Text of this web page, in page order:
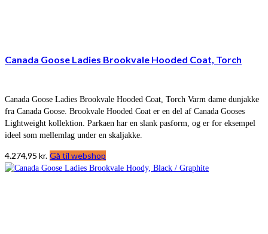
Canada Goose Ladies Brookvale Hooded Coat, Torch
Canada Goose Ladies Brookvale Hooded Coat, Torch Varm dame dunjakke
fra Canada Goose. Brookvale Hooded Coat er en del af Canada Gooses
Lightweight kollektion. Parkaen har en slank pasform, og er for eksempel
ideel som mellemlag under en skaljakke.
4.274,95 kr. Gå til webshop